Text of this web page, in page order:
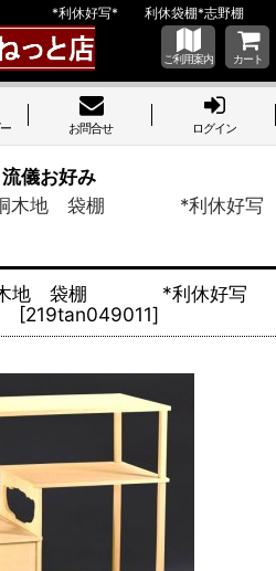
袋棚 *利休好写* 利休袋棚*志野棚
ご利用案内 カート
お問合せ ログイン
流儀お好み
桐木地 袋棚 *利休好写
桐木地 袋棚 *利休好写
[219tan049011]